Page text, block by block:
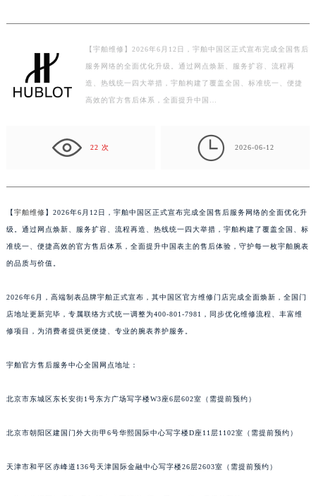
【宇舶维修】2026年6月12日，宇舶中国区正式宣布完成全国售后
服务网络的全面优化升级。通过网点焕新、服务扩容、流程再
造、热线统一四大举措，宇舶构建了覆盖全国、标准统一、便捷
高效的官方售后体系，全面提升中国…
22 次  2026-06-12
【 宇舶维修 】2026年6月12日，宇舶中国区正式宣布完成全国售后服务网络的全面优化升
级。通过网点焕新、服务扩容、流程再造、热线统一四大举措，宇舶构建了覆盖全国、标
准统一、便捷高效的官方售后体系，全面提升中国表主的售后体验，守护每一枚宇舶腕表
的品质与价值。
2026年6月，高端制表品牌宇舶正式宣布，其中国区官方维修门店完成全面焕新，全国门
店地址更新完毕，专属联络方式统一调整为400-801-7981，同步优化维修流程、丰富维
修项目，为消费者提供更便捷、专业的腕表养护服务。
宇舶官方售后服务中心全国网点地址：
北京市东城区东长安街1号东方广场写字楼W3座6层602室（需提前预约）
北京市朝阳区建国门外大街甲6号华熙国际中心写字楼D座11层1102室（需提前预约）
天津市和平区赤峰道136号天津国际金融中心写字楼26层2603室（需提前预约）